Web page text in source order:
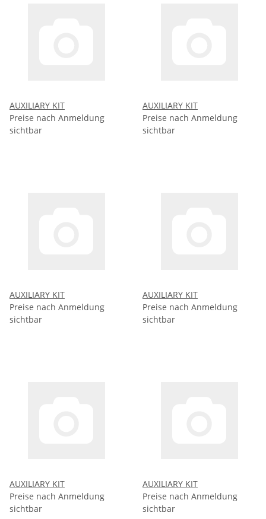
AUXILIARY KIT
Preise nach Anmeldung
sichtbar
AUXILIARY KIT
Preise nach Anmeldung
sichtbar
AUXILIARY KIT
Preise nach Anmeldung
sichtbar
AUXILIARY KIT
Preise nach Anmeldung
sichtbar
AUXILIARY KIT
Preise nach Anmeldung
sichtbar
AUXILIARY KIT
Preise nach Anmeldung
sichtbar